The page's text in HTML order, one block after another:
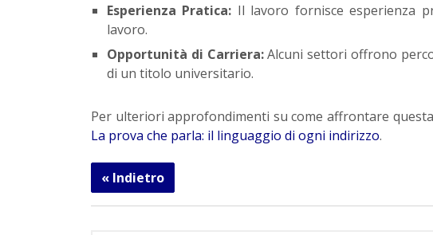
Esperienza Pratica: Il lavoro fornisce esperienza
lavoro.
Opportunità di Carriera:Alcuni settori offrono
di un titolo universitario.
Per ulteriori approfondimenti su come affrontare
La prova che parla: il linguaggio di ogni indirizzo.
« Indietro